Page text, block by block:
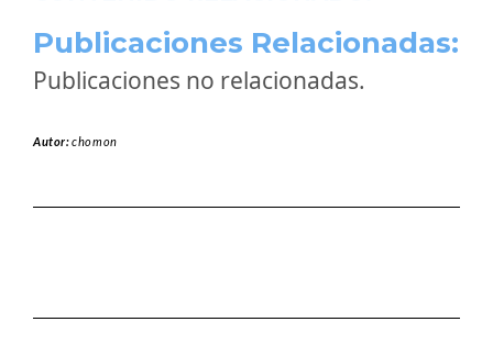
Publicaciones Relacionadas:
Publicaciones no relacionadas.
Autor:chomon